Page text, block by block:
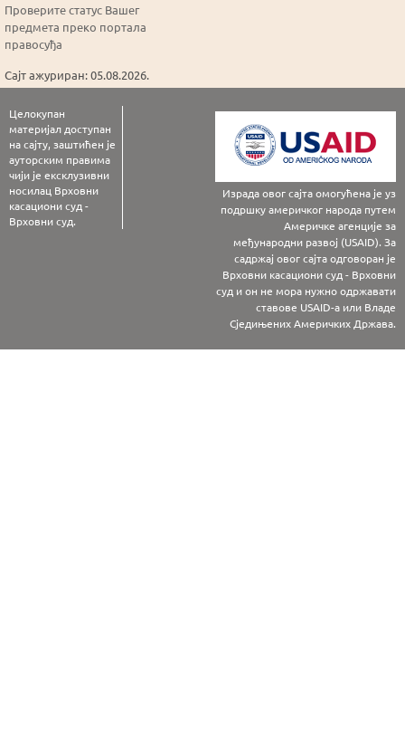
Проверите статус Вашег
предмета преко портала
правосуђа
Сајт ажуриран: 05.08.2026.
Целокупан
материјал доступан
на сајту, заштићен је
ауторским правима
чији је ексклузивни
носилац Врховни
касациони суд -
Врховни суд.
Израда овог сајта омогућена је уз
подршку америчког народа путем
Америчке агенције за
међународни развој (USAID). За
садржај овог сајта одговоран је
Врховни касациони суд - Врховни
суд и он не мора нужно одржавати
ставове USAID-а или Владе
Сједињених Америчких Држава.